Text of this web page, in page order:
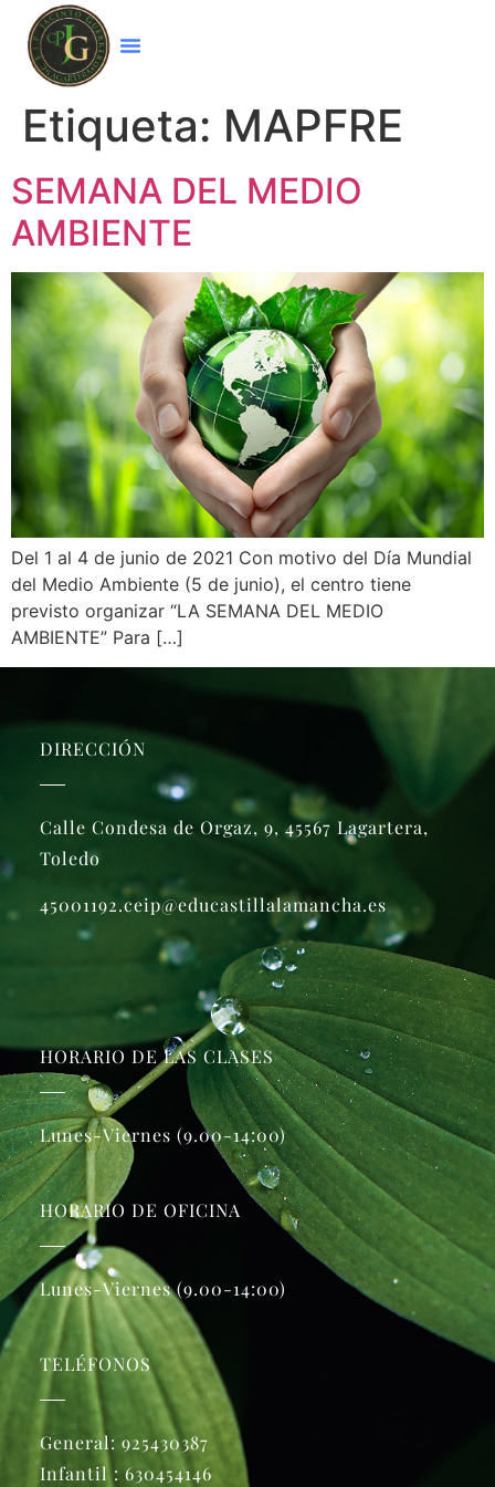
Etiqueta: MAPFRE
SEMANA DEL MEDIO
AMBIENTE
Del 1 al 4 de junio de 2021 Con motivo del Día Mundial
del Medio Ambiente (5 de junio), el centro tiene
previsto organizar “LA SEMANA DEL MEDIO
AMBIENTE” Para […]
DIRECCIÓN
Calle Condesa de Orgaz, 9, 45567 Lagartera,
Toledo
45001192.ceip@educastillalamancha.es
HORARIO DE LAS CLASES
Lunes-Viernes (9.00-14:00)
HORARIO DE OFICINA
Lunes-Viernes (9.00-14:00)
TELÉFONOS
General: 925430387
Infantil : 630454146